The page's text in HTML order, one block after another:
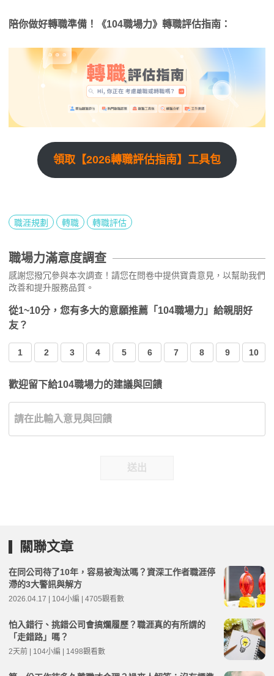
陪你做好轉職準備！《104職場力》轉職評估指南：
領取【2026轉職評估指南】工具包
職涯規劃 轉職 轉職評估
職場力滿意度調查
感謝您撥冗參與本次調查！請您在問卷中提供寶貴意見，以幫助我們
改善和提升服務品質。
從1~10分，您有多大的意願推薦「104職場力」給親朋好
友？
1 2 3 4 5 6 7 8 9 10
歡迎留下給104職場力的建議與回饋
送出
關聯文章
在同公司待了10年，容易被淘汰嗎？資深工作者職涯停
滯的3大警訊與解方
2026.04.17 | 104小編 | 4705觀看數
怕入錯行、挑錯公司會搞爛履歷？職涯真的有所謂的
「走錯路」嗎？
2天前 | 104小編 | 1498觀看數